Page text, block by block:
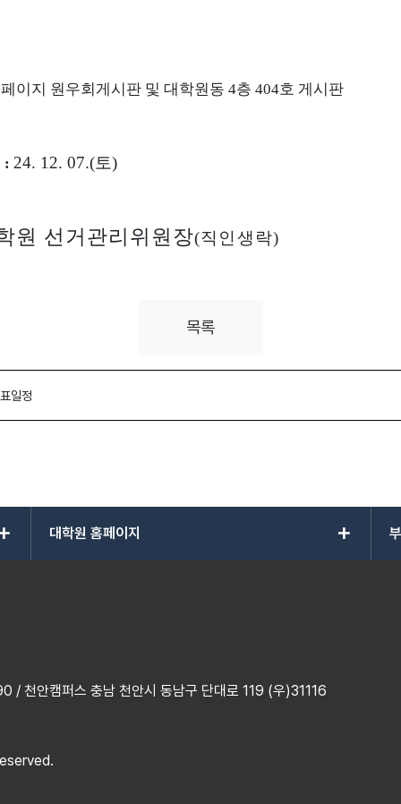
이지 원우회게시판 및 대학원동 4층 404호 게시판
: 24. 12. 07.(토)
원 선거관리위원장(직인생락)
목록
일정
대학원 홈페이지 add
/ 천안캠퍼스 충남 천안시 동남구 단대로 119 (우)31116